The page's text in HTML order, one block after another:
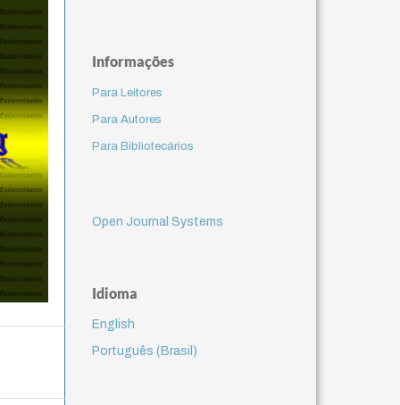
Informações
Para Leitores
Para Autores
Para Bibliotecários
Open Journal Systems
Idioma
English
Português (Brasil)